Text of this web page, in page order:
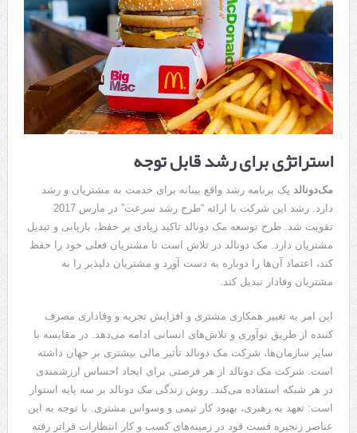
استراتژی برای رشد قابل توجه
مک‌دونالد یک برنامه رشد واقع بینانه برای خدمت به مشتریان و رشد
دارد. رشد این شرکت با ارائه “طرح رشد سرعت” در مارس 2017
تقویت شد. طرح توسعه مک دونالد تاکید زیادی بر حفظ، بازیابی و تبدیل
مشتریان دارد. مک دونالد در تلاش است تا مشتریان فعلی خود را حفظ
کند، اعتماد آن‌ها را دوباره به دست آورد و مشتریان دلپذیر را به
مشتریان وفادار تبدیل کند.
این امر به تغییر همکاری مشتری و افزایش تجربه و وفاداری مصرف
کننده از طریق نوآوری و تلاش‌های انسانی ادامه می‌دهد. در مقایسه با
سایر سازمان‌ها، شرکت مک دونالد تأثیر مالی بیشتری بر جهان داشته
است. شرکت مک دونالد از هر فرصتی برای ایجاد احساس ارزشمندی
در هر شبکه استفاده می‌کند. روش زندگی مک دونالد بر سه پایه استوار
است: تعهد به رهبری، بهبود کار تیمی و وسواس مشتری. با توجه به این
عناصر زنجیره فست فود در زمینه‌های کسب و کار انتظارات فراتر رفته